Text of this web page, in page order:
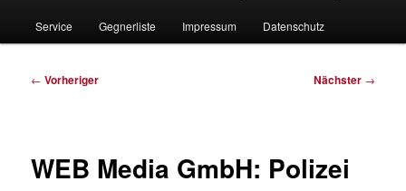
Service Gegnerliste Impressum Datenschutz
Beitragsnavigation
← Vorheriger Nächster →
WEB Media GmbH: Polizei